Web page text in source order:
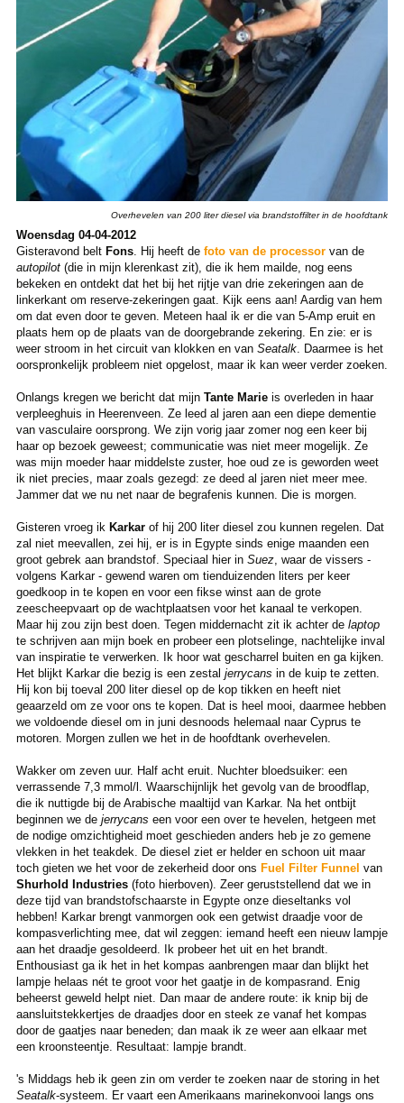
Overhevelen van 200 liter diesel via brandstoffilter in de hoofdtank
Woensdag 04-04-2012
Gisteravond beltFons. Hij heeft de foto van de processorvan de
autopilot (die in mijn klerenkast zit), die ik hem mailde, nog eens
bekeken en ontdekt dat het bij het rijtje van drie zekeringen aan de
linkerkant om reserve-zekeringen gaat. Kijk eens aan! Aardig van hem
om dat even door te geven. Meteen haal ik er die van 5-Amp eruit en
plaats hem op de plaats van de doorgebrande zekering. En zie: er is
weer stroom in het circuit van klokken en vanSeatalk. Daarmee is het
oorspronkelijk probleem niet opgelost, maar ik kan weer verder zoeken.
Onlangs kregen we bericht dat mijn Tante Marie is overleden in haar
verpleeghuis in Heerenveen. Ze leed al jaren aan een diepe dementie
van vasculaire oorsprong. We zijn vorig jaar zomer nog een keer bij
haar op bezoek geweest; communicatie was niet meer mogelijk. Ze
was mijn moeder haar middelste zuster, hoe oud ze is geworden weet
ik niet precies, maar zoals gezegd: ze deed al jaren niet meer mee.
Jammer dat we nu net naar de begrafenis kunnen. Die is morgen.
Gisteren vroeg ik Karkarof hij 200 liter diesel zou kunnen regelen. Dat
zal niet meevallen, zei hij, er is in Egypte sinds enige maanden een
groot gebrek aan brandstof. Speciaal hier in Suez, waar de vissers -
volgens Karkar - gewend waren om tienduizenden liters per keer
goedkoop in te kopen en voor een fikse winst aan de grote
zeescheepvaart op de wachtplaatsen voor het kanaal te verkopen.
Maar hij zou zijn best doen. Tegen middernacht zit ik achter delaptop
te schrijven aan mijn boek en probeer een plotselinge, nachtelijke inval
van inspiratie te verwerken. Ik hoor wat gescharrel buiten en ga kijken.
Het blijkt Karkar die bezig is een zestal jerrycans in de kuip te zetten.
Hij kon bij toeval 200 liter diesel op de kop tikken en heeft niet
geaarzeld om ze voor ons te kopen. Dat is heel mooi, daarmee hebben
we voldoende diesel om in juni desnoods helemaal naar Cyprus te
motoren. Morgen zullen we het in de hoofdtank overhevelen.
Wakker om zeven uur. Half acht eruit. Nuchter bloedsuiker: een
verrassende 7,3 mmol/l. Waarschijnlijk het gevolg van de broodflap,
die ik nuttigde bij de Arabische maaltijd van Karkar. Na het ontbijt
beginnen we de jerrycans een voor een over te hevelen, hetgeen met
de nodige omzichtigheid moet geschieden anders heb je zo gemene
vlekken in het teakdek. De diesel ziet er helder en schoon uit maar
toch gieten we het voor de zekerheid door ons Fuel Filter Funnel van
Shurhold Industries(foto hierboven). Zeer geruststellend dat we in
deze tijd van brandstofschaarste in Egypte onze dieseltanks vol
hebben! Karkar brengt vanmorgen ook een getwist draadje voor de
kompasverlichting mee, dat wil zeggen: iemand heeft een nieuw lampje
aan het draadje gesoldeerd. Ik probeer het uit en het brandt.
Enthousiast ga ik het in het kompas aanbrengen maar dan blijkt het
lampje helaas nét te groot voor het gaatje in de kompasrand. Enig
beheerst geweld helpt niet. Dan maar de andere route: ik knip bij de
aansluitstekkertjes de draadjes door en steek ze vanaf het kompas
door de gaatjes naar beneden; dan maak ik ze weer aan elkaar met
een kroonsteentje. Resultaat: lampje brandt.
's Middags heb ik geen zin om verder te zoeken naar de storing in het
Seatalk-systeem. Er vaart een Amerikaans marinekonvooi langs ons